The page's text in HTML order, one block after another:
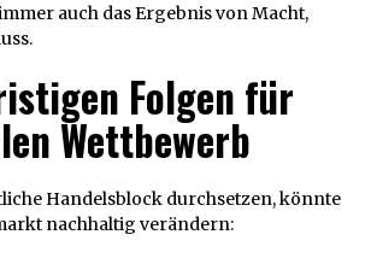
auch das Ergebnis von Macht,
Folgen für
Wettbewerb
Handelsblock durchsetzen, könnte
nachhaltig verändern: